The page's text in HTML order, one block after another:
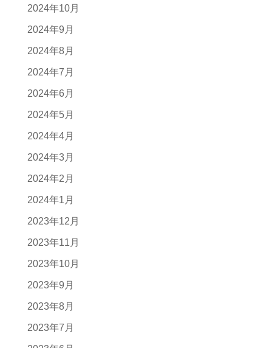
2024年10月
2024年9月
2024年8月
2024年7月
2024年6月
2024年5月
2024年4月
2024年3月
2024年2月
2024年1月
2023年12月
2023年11月
2023年10月
2023年9月
2023年8月
2023年7月